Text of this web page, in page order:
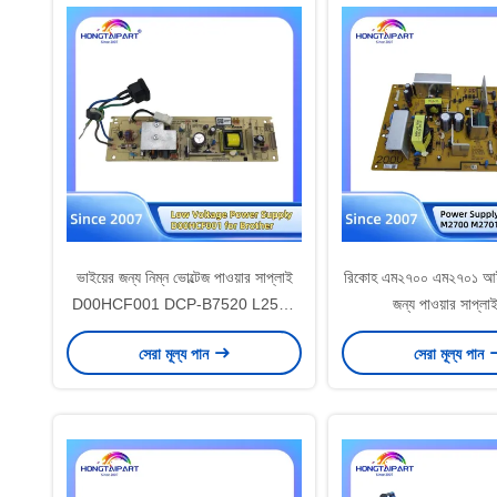
ভাইয়ের জন্য নিম্ন ভোল্টেজ পাওয়ার সাপ্লাই
D00HCF001 DCP-B7520 L2512
L2532 L2535 L2537 L2550
L2552 MFC-B7715 L2710 L2712
সেরা মূল্য পান
রিকোহ এম২৭০০ এম২৭০১
জন্য পাওয়ার
সেরা মূল্য পান